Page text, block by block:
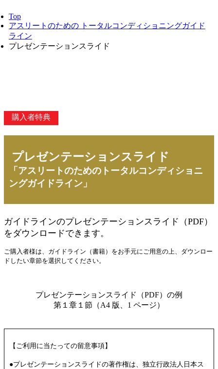
Top
アスリートのための トータルコンディショニングガイド
ライン
プレゼンテーションスライド
購入者特典
プレゼンテーションスライド
「アスリートのためのトータルコンディショニ
ングガイドライン」
ガイドラインのプレゼンテーションスライド（PDF）
をダウンロードできます。
ご購入者様は、ガイドライン（書籍）をお⼿元にご⽤意の上、ダウンロー
ドしたい章節を選択してください。
【ご利用に当たっての留意事項】
●プレゼンテーションスライドの著作権は、独立行政法人日本ス